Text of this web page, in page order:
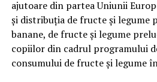
ajutoare din partea Uniunii
şi distribuţia de fructe şi legume
banane, de fructe şi legume
copiilor din cadrul programului
consumului de fructe şi legume